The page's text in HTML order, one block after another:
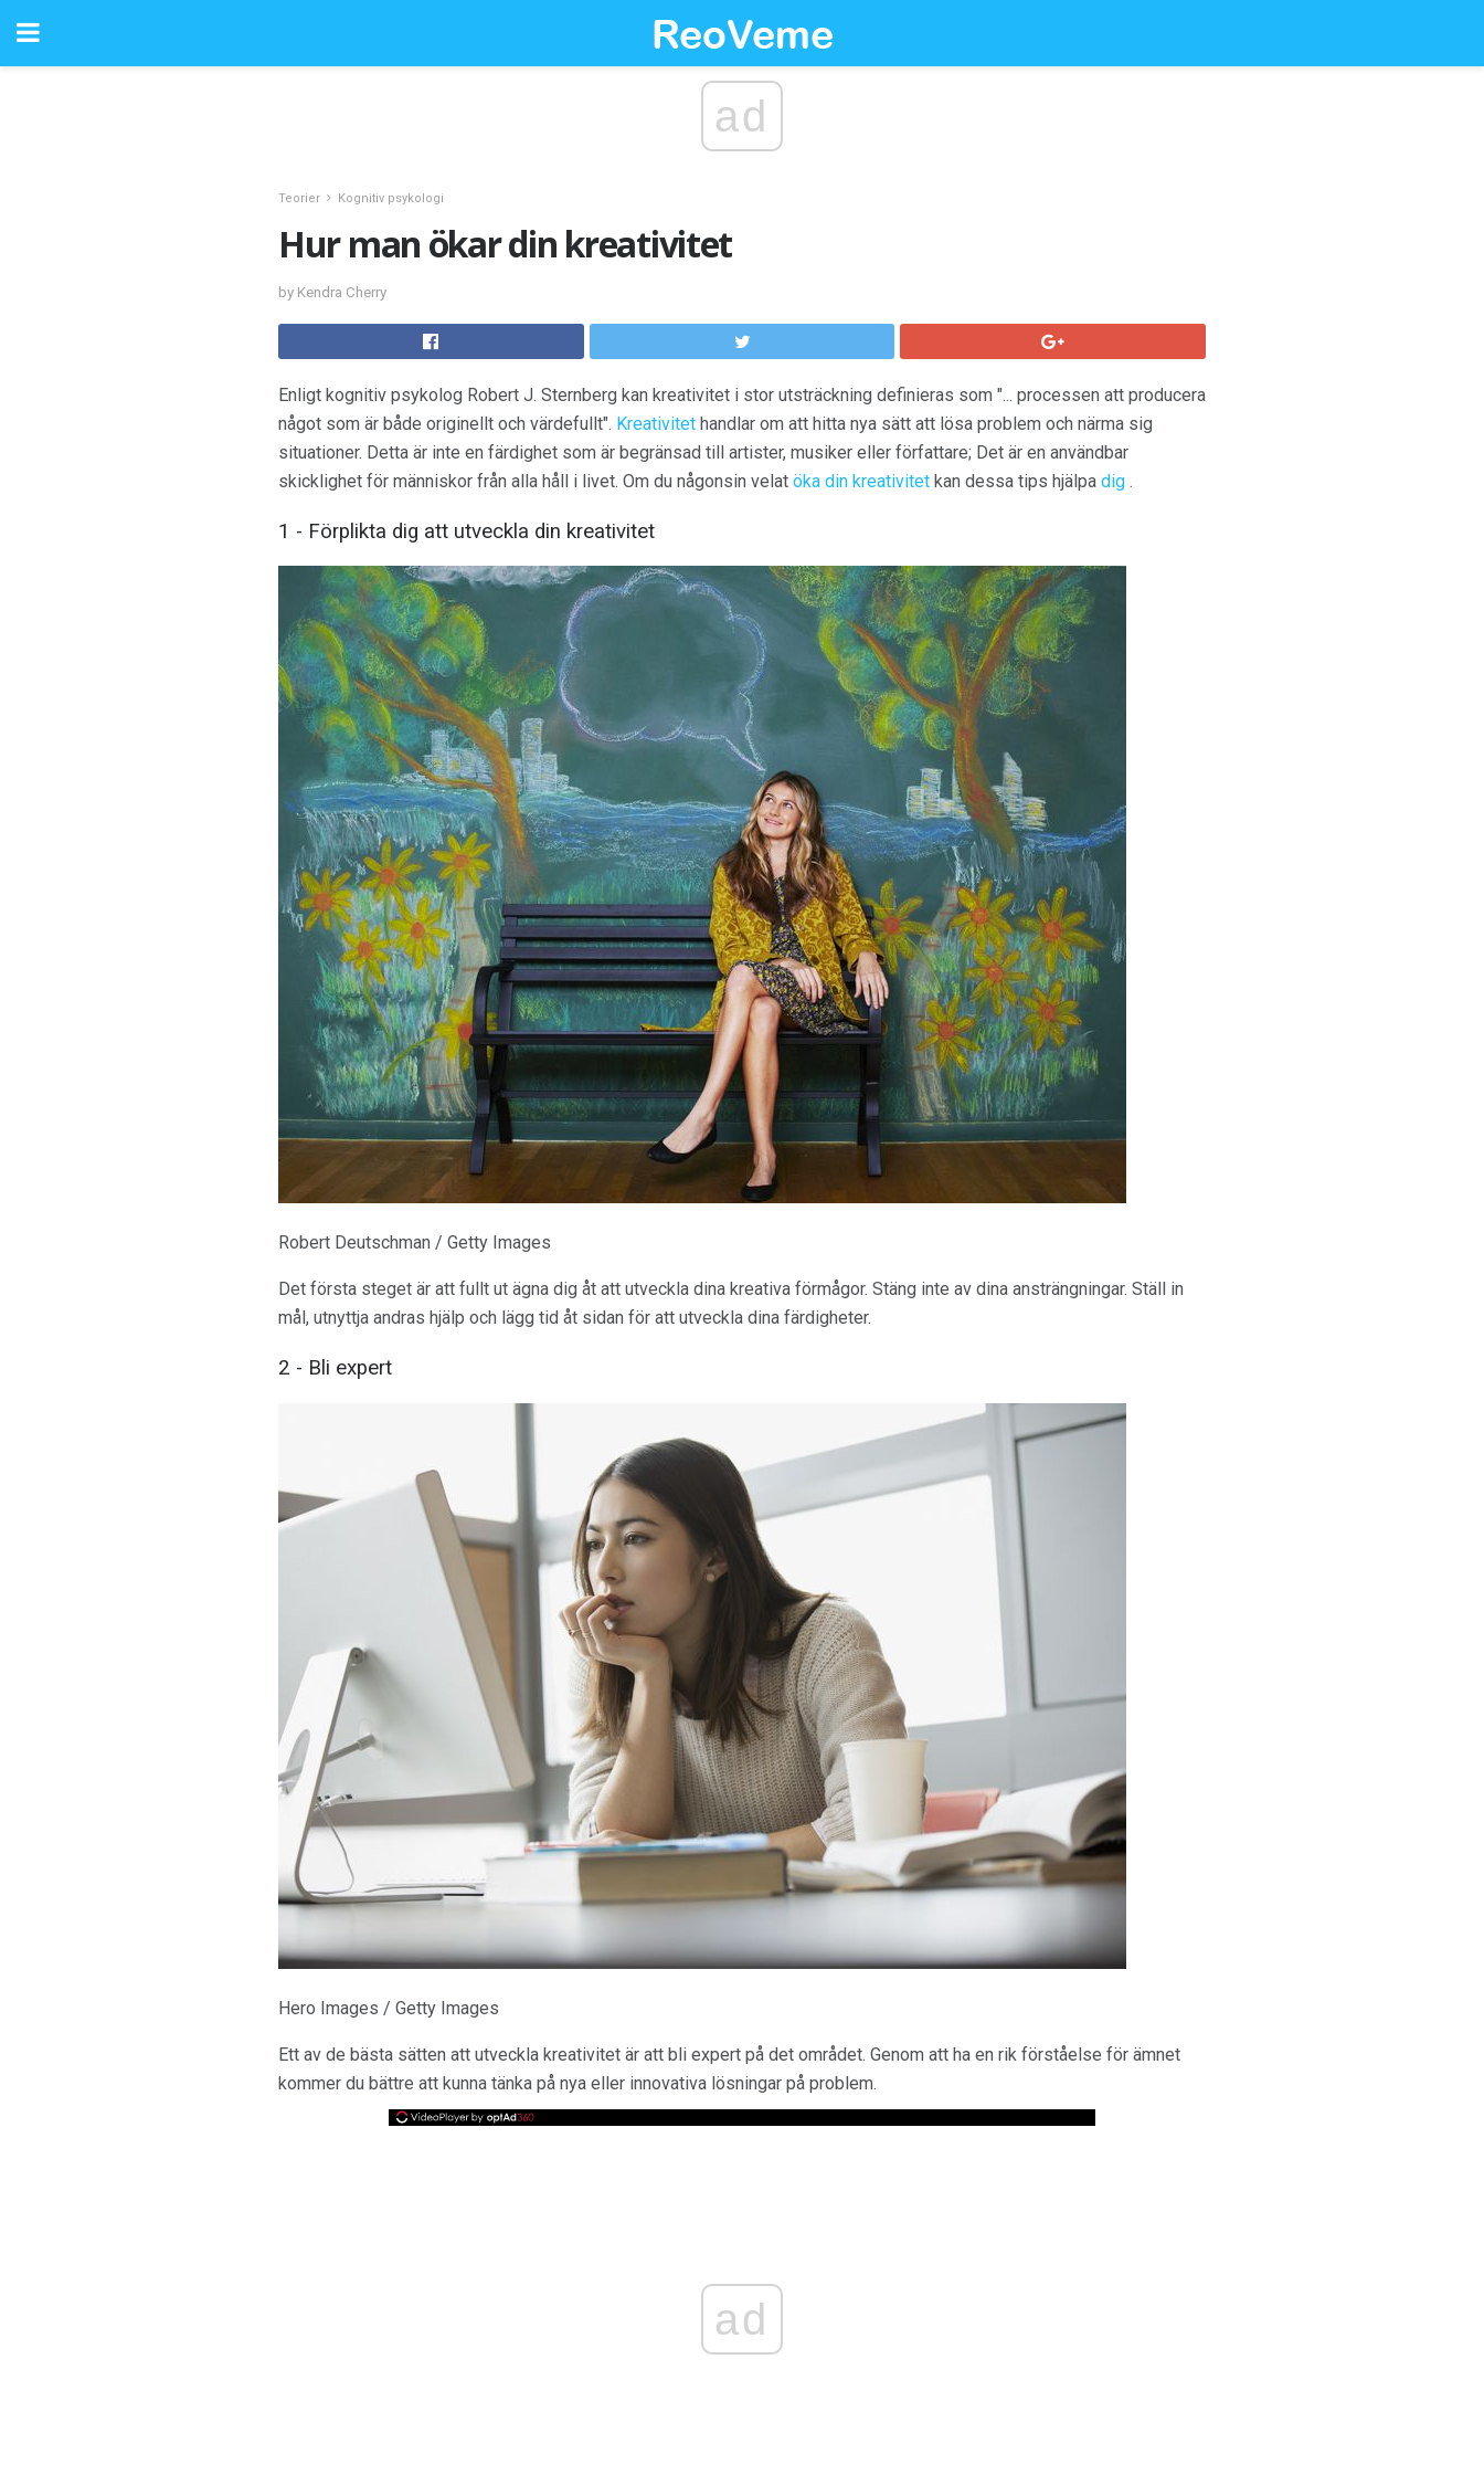
ad
Teorier Kognitiv psykologi
Hur man ökar din kreativitet
by Kendra Cherry
Enligt kognitiv psykolog Robert J. Sternberg kan kreativitet i stor utsträckning definieras som "... processen att producera
något som är både originellt och värdefullt". Kreativitet handlar om att hitta nya sätt att lösa problem och närma sig
situationer. Detta är inte en färdighet som är begränsad till artister, musiker eller författare; Det är en användbar
skicklighet för människor från alla håll i livet. Om du någonsin velat öka din kreativitet kan dessa tips hjälpa dig .
1 - Förplikta dig att utveckla din kreativitet
Robert Deutschman / Getty Images
Det första steget är att fullt ut ägna dig åt att utveckla dina kreativa förmågor. Stäng inte av dina ansträngningar. Ställ in
mål, utnyttja andras hjälp och lägg tid åt sidan för att utveckla dina färdigheter.
2 - Bli expert
Hero Images / Getty Images
Ett av de bästa sätten att utveckla kreativitet är att bli expert på det området. Genom att ha en rik förståelse för ämnet
kommer du bättre att kunna tänka på nya eller innovativa lösningar på problem.
ad